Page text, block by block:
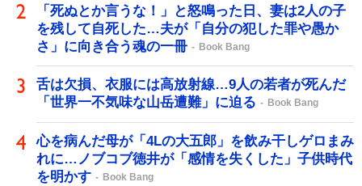
「死ぬとか言うな！」と怒鳴った日、妻は2人の子
を残して自死した…夫が「自分の犯した罪や愚か
さ」に向き合う魂の一冊
Book Bang
舌は欠損、衣服には高放射線…9人の若者が死んだ
「世界一不気味な山岳遭難」に迫る
Book Bang
心を病んだ母が「4Lの大五郎」を飲み干しゲロまみ
れに…ノブコブ徳井が「感情を失くした」子供時代
を明かす
Book Bang